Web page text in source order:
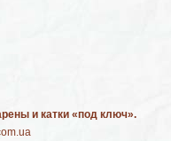
и катки «под ключ».